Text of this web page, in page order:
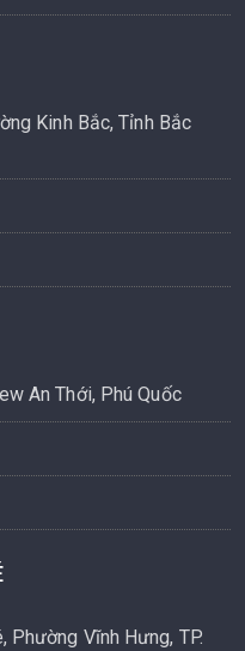
Kinh Bắc, Tỉnh Bắc
An Thới, Phú Quốc
Vĩnh Hưng, TP.